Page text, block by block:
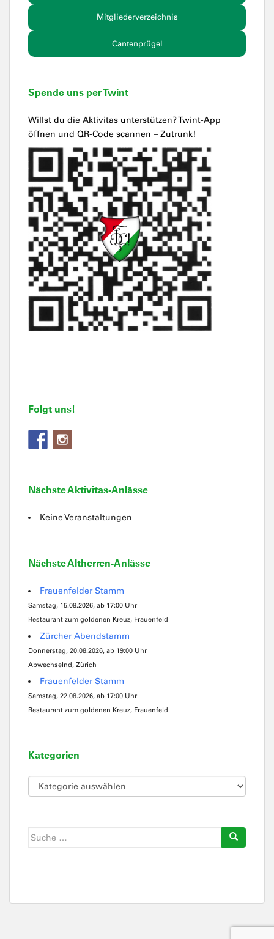
Mitgliederverzeichnis
Cantenprügel
Spende uns per Twint
Willst du die Aktivitas unterstützen? Twint-App
öffnen und QR-Code scannen – Zutrunk!
Folgt uns!
Nächste Aktivitas-Anlässe
Keine Veranstaltungen
Nächste Altherren-Anlässe
Frauenfelder Stamm
Samstag, 15.08.2026, ab 17:00 Uhr
Restaurant zum goldenen Kreuz, Frauenfeld
Zürcher Abendstamm
Donnerstag, 20.08.2026, ab 19:00 Uhr
Abwechselnd, Zürich
Frauenfelder Stamm
Samstag, 22.08.2026, ab 17:00 Uhr
Restaurant zum goldenen Kreuz, Frauenfeld
Kategorien
Kategorien
Suche